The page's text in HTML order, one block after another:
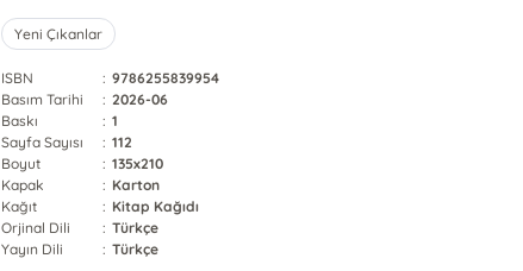
Yeni Çıkanlar
ISBN : 9786255839954
Basım Tarihi
: 2026-06
Baskı
: 1
Sayfa Sayısı
: 112
Boyut
: 135x210
Kapak
: Karton
Kağıt
: Kitap Kağıdı
Orjinal Dili
: Türkçe
Yayın Dili
: Türkçe